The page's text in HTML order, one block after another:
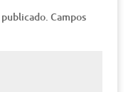
Campos